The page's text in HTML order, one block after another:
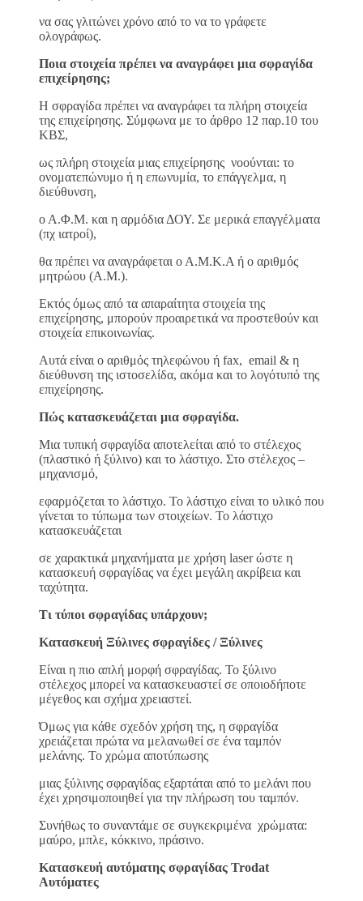
να σας γλιτώνει χρόνο από το να το γράφετε
ολογράφως.
Ποια στοιχεία πρέπει να αναγράφει μια σφραγίδα
επιχείρησης;
Η σφραγίδα πρέπει να αναγράφει τα πλήρη στοιχεία
της επιχείρησης. Σύμφωνα με το άρθρο 12 παρ.10 του
ΚΒΣ,
ως πλήρη στοιχεία μιας επιχείρησης νοούνται: το
ονοματεπώνυμο ή η επωνυμία, το επάγγελμα, η
διεύθυνση,
ο Α.Φ.Μ. και η αρμόδια ΔΟΥ. Σε μερικά επαγγέλματα
(πχ ιατροί),
θα πρέπει να αναγράφεται ο Α.Μ.Κ.Α ή ο αριθμός
μητρώου (Α.Μ.).
Εκτός όμως από τα απαραίτητα στοιχεία της
επιχείρησης, μπορούν προαιρετικά να προστεθούν και
στοιχεία επικοινωνίας.
Αυτά είναι ο αριθμός τηλεφώνου ή fax, email & η
διεύθυνση της ιστοσελίδα, ακόμα και το λογότυπό της
επιχείρησης.
Πώς κατασκευάζεται μια σφραγίδα.
Μια τυπική σφραγίδα αποτελείται από το στέλεχος
(πλαστικό ή ξύλινο) και το λάστιχο. Στο στέλεχος –
μηχανισμό,
εφαρμόζεται το λάστιχο. Το λάστιχο είναι το υλικό που
γίνεται το τύπωμα των στοιχείων. Το λάστιχο
κατασκευάζεται
σε χαρακτικά μηχανήματα με χρήση laser ώστε η
κατασκευή σφραγίδας να έχει μεγάλη ακρίβεια και
ταχύτητα.
Τι τύποι σφραγίδας υπάρχουν;
Κατασκευή Ξύλινες σφραγίδες / Ξύλινες
Είναι η πιο απλή μορφή σφραγίδας. Το ξύλινο
στέλεχος μπορεί να κατασκευαστεί σε οποιοδήποτε
μέγεθος και σχήμα χρειαστεί.
Όμως για κάθε σχεδόν χρήση της, η σφραγίδα
χρειάζεται πρώτα να μελανωθεί σε ένα ταμπόν
μελάνης. Το χρώμα αποτύπωσης
μιας ξύλινης σφραγίδας εξαρτάται από το μελάνι που
έχει χρησιμοποιηθεί για την πλήρωση του ταμπόν.
Συνήθως το συναντάμε σε συγκεκριμένα χρώματα:
μαύρο, μπλε, κόκκινο, πράσινο.
Κατασκευή αυτόματης σφραγίδας Trodat
Αυτόματες